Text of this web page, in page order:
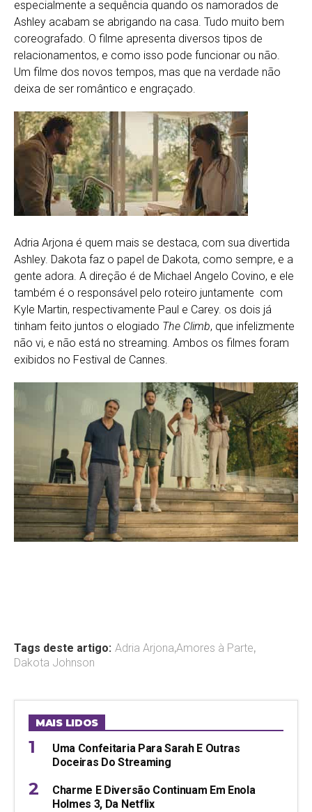
especialmente a sequência quando os namorados de
Ashley acabam se abrigando na casa. Tudo muito bem
coreografado. O filme apresenta diversos tipos de
relacionamentos, e como isso pode funcionar ou não.
Um filme dos novos tempos, mas que na verdade não
deixa de ser romântico e engraçado.
Adria Arjona é quem mais se destaca, com sua divertida
Ashley. Dakota faz o papel de Dakota, como sempre, e a
gente adora. A direção é de Michael Angelo Covino, e ele
também é o responsável pelo roteiro juntamente com
Kyle Martin, respectivamente Paul e Carey. os dois já
tinham feito juntos o elogiado The Climb, que infelizmente
não vi, e não está no streaming. Ambos os filmes foram
exibidos no Festival de Cannes.
Tags deste artigo: Adria Arjona,Amores à Parte,
Dakota Johnson
MAIS LIDOS
Uma Confeitaria Para Sarah E Outras
Doceiras Do Streaming
Charme E Diversão Continuam Em Enola
Holmes 3, Da Netflix